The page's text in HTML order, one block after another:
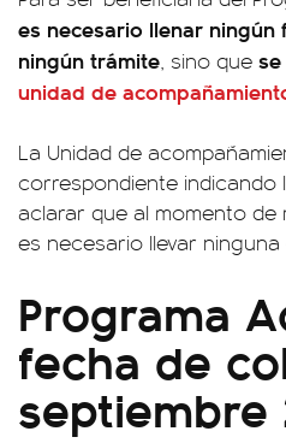
es necesario llenar
ningún trámite, sino que
unidad de
La Unidad de
correspondiente indicando
aclarar que al momento
es necesario llevar ninguna
Programa
fecha de
septiembre